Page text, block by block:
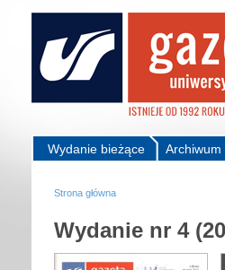
Archiwum
Wydanie bieżące
Strona główna
Wydanie nr 4